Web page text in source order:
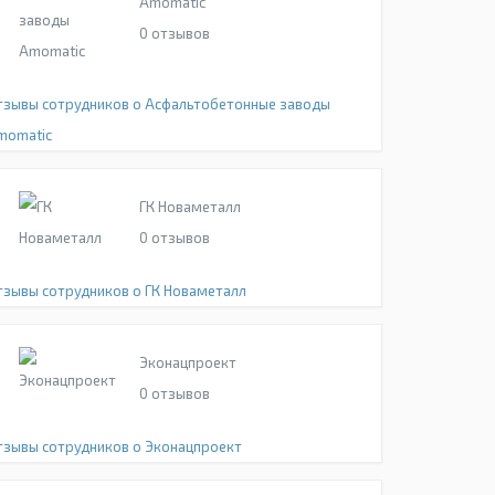
0 отзывов
сотрудников о Асфальтобетонные заводы
ГК Новаметалл
0 отзывов
сотрудников о ГК Новаметалл
Эконацпроект
0 отзывов
сотрудников о Эконацпроект